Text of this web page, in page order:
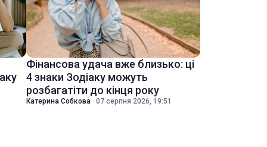
Фінансова удача вже близько: ці
4 знаки Зодіаку можуть
розбагатіти до кінця року
Катерина Собкова · 07 серпня 2026, 19:51